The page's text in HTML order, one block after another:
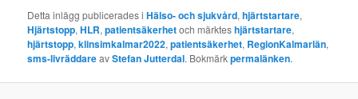
Detta inlägg publicerades iHälso- och sjukvård,hjärtstartare,
Hjärtstopp,HLR,patientsäkerhetoch märkteshjärtstartare,
hjärtstopp,klinsimkalmar2022,patientsäkerhet, RegionKalmarlän,
sms-livräddareavStefan Jutterdal. Bokmärkpermalänken.